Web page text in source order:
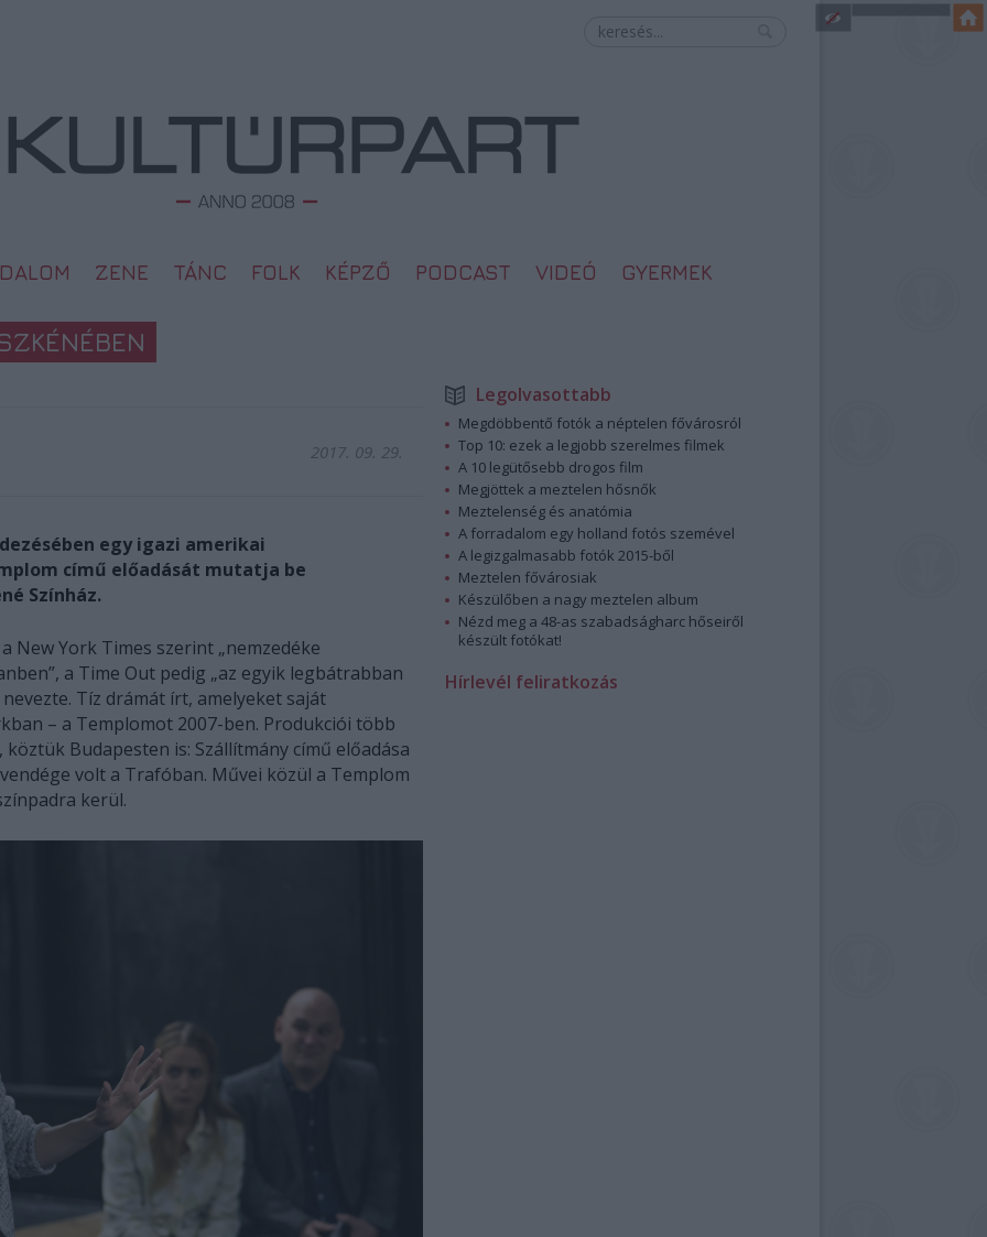
ZENE TÁNC FOLK KÉPZŐ PODCAST VIDEÓ GYERMEK
2017. 09. 29.
egy igazi amerikai
című előadását mutatja be
Színház.
New York Times szerint „nemzedéke
a Time Out pedig „az egyik legbátrabban
Tíz drámát írt, amelyeket saját
– a Templomot 2007-ben. Produkciói több
Budapesten is: Szállítmány című előadása
volt a Trafóban. Művei közül a Templom
kerül.
Legolvasottabb
Megdöbbentő fotók a néptelen fővárosról
Top 10: ezek a legjobb szerelmes filmek
A 10 legütősebb drogos film
Megjöttek a meztelen hősnők
Meztelenség és anatómia
A forradalom egy holland fotós szemével
A legizgalmasabb fotók 2015-ből
Meztelen fővárosiak
Készülőben a nagy meztelen album
Nézd meg a 48-as szabadságharc hőseiről
készült fotókat!
Hírlevél feliratkozás